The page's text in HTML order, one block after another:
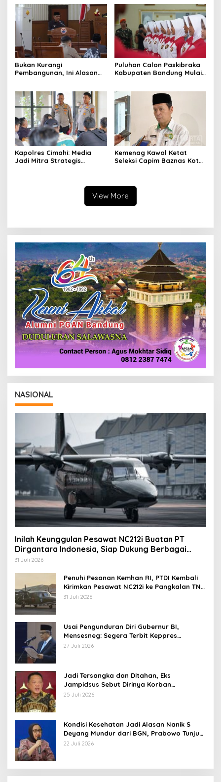
Bukan Kurangi
Pembangunan, Ini Alasan
Daerah
Puluhan Calon Paskibraka
Kabupaten Bandung Mulai
Kapolres Cimahi: Media
Jadi Mitra Strategis
Kemenag Kawal Ketat
Seleksi Capim Baznas Kota
View More
NASIONAL
Inilah Keunggulan Pesawat NC212i Buatan PT
Dirgantara Indonesia, Siap Dukung Berbagai
Operasi TNI
31 Juli 2026
Penuhi Pesanan Kemhan RI, PTDI Kembali
Kirimkan Pesawat NC212i ke Pangkalan TNI
AU
31 Juli 2026
Usai Pengunduran Diri Gubernur BI,
Mensesneg: Segera Terbit Keppres
Pemberhentian dengan Hormat
27 Juli 2026
Jadi Tersangka dan Ditahan, Eks
Jampidsus Sebut Dirinya Korban
Kriminalisasi
25 Juli 2026
Kondisi Kesehatan Jadi Alasan Nanik S
Deyang Mundur dari BGN, Prabowo Tunjuk
Wamentan Sudaryono
22 Juli 2026